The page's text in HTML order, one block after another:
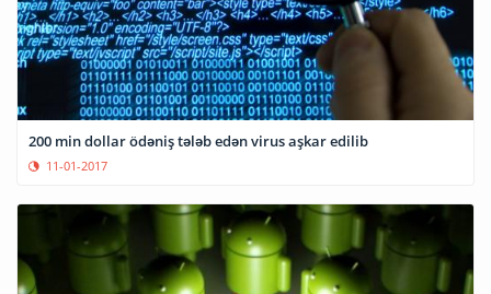
200 min dollar ödəniş tələb edən virus aşkar edilib
11-01-2017